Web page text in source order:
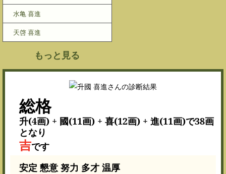
水亀 喜進
天啓 喜進
もっと見る
総格
升(4画) + 國(11画) + 喜(12画) + 進(11画)で38画
となり
吉です
安定 懇意 努力 多才 温厚